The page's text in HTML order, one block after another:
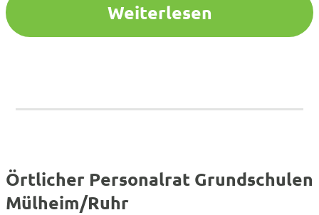
Weiterlesen
Örtlicher Personalrat Grundschulen
Mülheim/Ruhr